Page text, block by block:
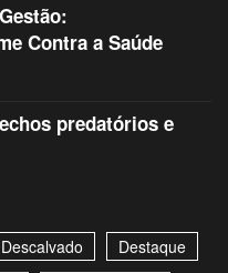
Contra a Saúde
predatórios e
Descalvado
Destaque